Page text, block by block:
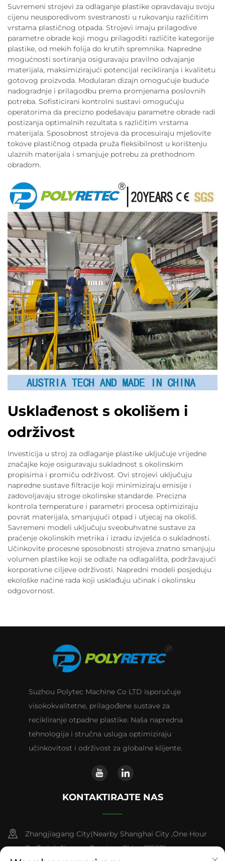
Suvremeni strojevi za odlaganje plastike opravdavaju svoju
cijenu neusporedivom svestranosti u rukovanju različitim
vrstama plastičnog otpada. Strojevi imaju prilagodive
parametre obrade koji mogu prilagoditi različite kategorije
plastike, od mekih folija do krutih spremnika. Napredne
mogućnosti sortiranja osiguravaju pravilno odvajanje
materijala, maksimizirajući potencijal recikliranja i kvalitetu
gotovog proizvoda. Modularan dizajn omogućuje buduće
nadogradnje i prilagodbu prema promjenama poslovnih
potreba. Sofisticirani kontrolni sustavi omogućuju
operatorima da precizno podešavaju parametre obrade radi
postizanja optimalnih rezultata s različitim vrstama
materijala. Sposobnost strojeva da procesuiraju mješovite
tokove plastičnog otpada pruža fleksibilnost u korištenju
ulaznih materijala i smanjuje potrebu za prethodnom
obradom.
Usklađenost s okolišem i
održivost
Investicija u stroj za odlaganje plastike uključuje vrijedne
značajke koje osiguravaju sukladnost s okolinskim
propisima i promiču održivost. Ovi strojevi uključuju
napredne sustave filtracije koji minimiziraju emisije i
zadovoljavaju stroge okolinske standarde. Precizna
kontrola temperature i parametri procesa optimiziraju
povrat materijala, smanjujući otpad i utjecaj na okoliš.
Savremeni modeli uključuju sveobuhvatne sustave za
praćenje okolinskih metrika i izradu izvješća o sukladnosti.
Učinkovite procesne sposobnosti strojeva znatno smanjuju
volumen plastike koji se odlaže na odlagališta, podržavajući
korporativne ciljeve održivosti. Napredni modeli posjeduju
ekološke načine rada koji usklađuju učinak i okolinsku
odgovornost.
Suzhou Polytec Machine Co LTD isporučuje
visokokvalitetne, prilagođene sustave za
recikliranje otpadne plastike. Naša napredna
tehnologija i stručna usluga optimiziraju
učinkovitost i održivost za globalne klijente.
KONTAKTIRAJTE NAS
Zhangjiagang City(Nearby Shanghai City ,One Hour
By Train) ,Jiangsu Province,China 215621